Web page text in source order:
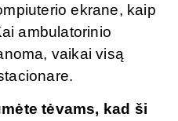
ekrane, kaip
ambulatorinio
vaikai visą
tėvams, kad ši